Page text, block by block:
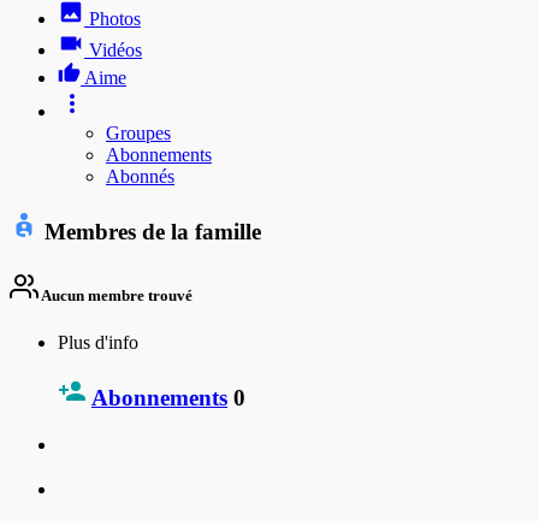
Photos
Vidéos
Aime
Groupes
Abonnements
Abonnés
Membres de la famille
Aucun membre trouvé
Plus d'info
Abonnements 0